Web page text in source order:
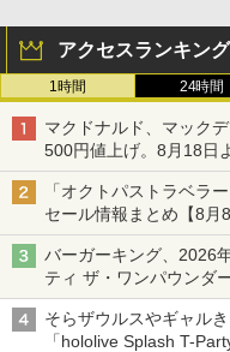
アクセスランキング
1時間 24時間
マクドナルド、マック
500円値上げ。8月18日
「オクトパストラベラ
セール情報まとめ【8月8
ニンテンドーeショップ
バーガーキング、2026
ティ ザ・ワンパウンダ
「特製ガーリックマヨ
そらザウルスやギャル
「hololive Splash T-